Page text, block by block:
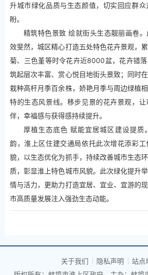
升城市绿化品质与生态颜值，切实回应群
盼。
精筑特色景致 绘就街头生态靓丽画卷
效斐然，城区精心打造五处特色花卉景观，
菊、三色堇等时令花卉近8000盆，花卉错
筑起层次丰富、赏心悦目地街头景致；同时
栽种高杆月季百余株，娇艳月季与周边绿植
特的生态风景线。移步见景的花卉景观，
伴，幸福感与获得感持续提升。
厚植生态底色 赋能宜居城区建设提质
韵，淮上区住建交通局依托此次增花添彩
貌，以生态优化为抓手，持续改善城市生态
质，彰显淮上特色城市风貌。此次绿化提升
情与活力，更助力打造宜居、宜业、宜游的
市高质量发展注入强劲生态动能。
关于我们 隐私声明
站点